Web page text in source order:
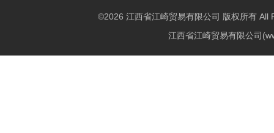
©2026 江西省江崎贸易有限公司 版权所有 All
江西省江崎贸易有限公司